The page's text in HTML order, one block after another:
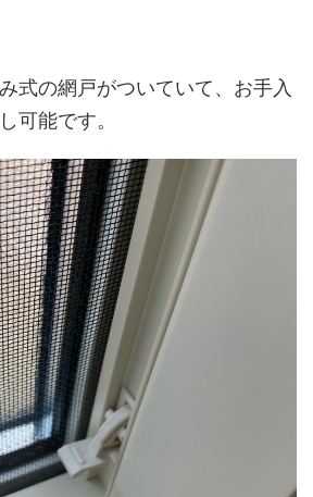
式の網戸がついていて、お手入
可能です。